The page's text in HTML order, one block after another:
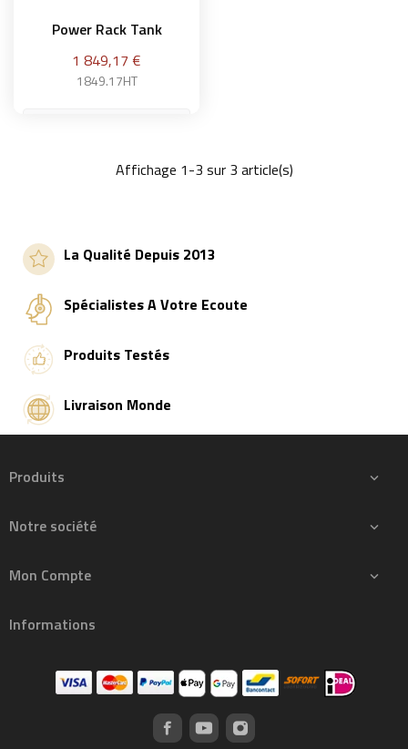
Power Rack Tank
Prix
1 849,17 €
1849.17HT
Ajouter au panierAffichage 1-3 sur 3 article(s)
La Qualité Depuis 2013
Spécialistes A Votre Ecoute
Produits Testés
Livraison Monde
Produits 
Notre société 
Mon Compte 
Informations